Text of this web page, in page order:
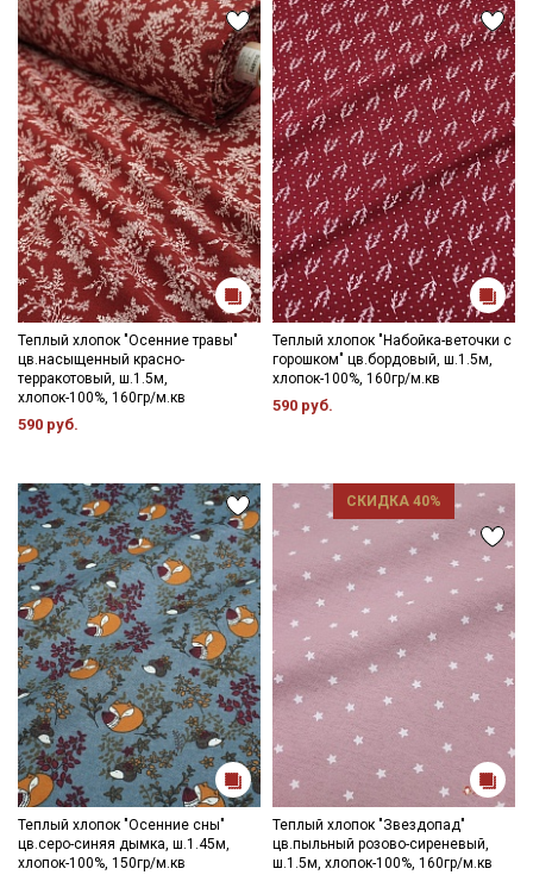
Теплый хлопок "Осенние травы"
цв.насыщенный красно-
терракотовый, ш.1.5м,
хлопок-100%, 160гр/м.кв
590 руб.
Теплый хлопок "Набойка-веточки с
горошком" цв.бордовый, ш.1.5м,
хлопок-100%, 160гр/м.кв
590 руб.
Теплый хлопок "Осенние сны"
цв.серо-синяя дымка, ш.1.45м,
хлопок-100%, 150гр/м.кв
СКИДКА 40%
Теплый хлопок "Звездопад"
цв.пыльный розово-сиреневый,
ш.1.5м, хлопок-100%, 160гр/м.кв